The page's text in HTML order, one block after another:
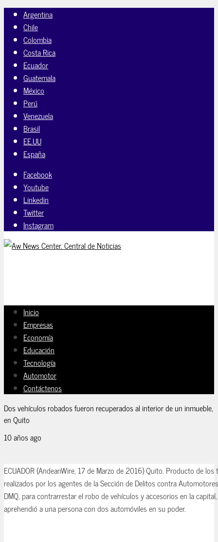
Argentina
Chile
Colombia
Costa Rica
Ecuador
Guatemala
México
Perú
Venezuela
Brasil
EE.UU
España
Facebook
Youtube
Linkedin
Twitter
Instagram
Inicio
Empresas
Economía
Educación
Tecnología
Automotor
Contáctenos
Dos vehículos robados fueron recuperados al interior de un inmueble,
en Quito
10 años ago
ECUADOR (AndeanWire, 17 de Marzo de 2016) Quito. Producto de
realizados por los agentes de la Sección de Delitos contra
DMQ, para contrarrestar el robo de vehículos y accesorios en la
aprehendió a una persona con dos automóviles en su poder.